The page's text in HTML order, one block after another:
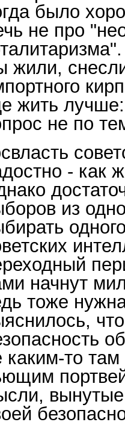
было
не про
жили,
жить
не по
- как
из
начнут
тоже
каким-то
вынутые